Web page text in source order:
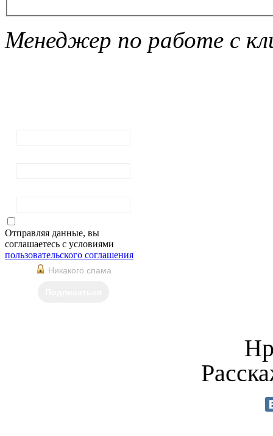
Менеджер по работе с
Отправляя данные, вы
соглашаетесь с условиями
пользовательского соглашения
Никакого спама